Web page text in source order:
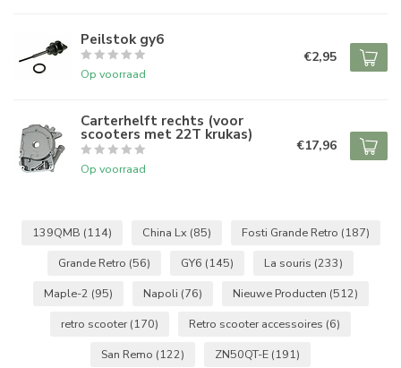
Peilstok gy6
Op voorraad
€2,95
Carterhelft rechts (voor
scooters met 22T krukas)
Op voorraad
€17,96
139QMB (114) China Lx (85) Fosti Grande Retro (187)
Grande Retro (56) GY6 (145) La souris (233)
Maple-2 (95) Napoli (76) Nieuwe Producten (512)
retro scooter (170) Retro scooter accessoires (6)
San Remo (122) ZN50QT-E (191)